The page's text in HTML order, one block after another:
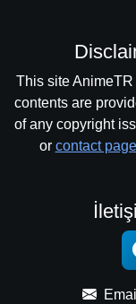
This site AnimeTR
contents are
of any copyright
or contact page